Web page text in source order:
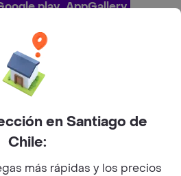
play AppGallery
cerca de ti
en Santiago de
Chile:
más rápidas y los precios